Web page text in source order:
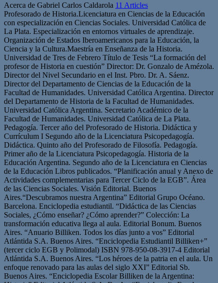
Acerca de Gabriel Carlos Caldarola 11 Articles
Profesorado de Historia.Licenciatura en Ciencias de la Educación
con especialización en Ciencias Sociales. Universidad Católica de
La Plata. Especialización en entornos virtuales de aprendizaje.
Organización de Estados Iberoamericanos para la Educación, la
Ciencia y la Cultura.Maestría en Enseñanza de la Historia.
Universidad de Tres de Febrero Título de Tesis “La formación del
profesor de Historia en cuestión” Director: Dr. Gonzalo de Amézola.
Director del Nivel Secundario en el Inst. Pbro. Dr. A. Sáenz.
Director del Departamento de Ciencias de la Educación de la
Facultad de Humanidades. Universidad Católica Argentina. Director
del Departamento de Historia de la Facultad de Humanidades.
Universidad Católica Argentina. Secretario Académico de la
Facultad de Humanidades. Universidad Católica de La Plata.
Pedagogía. Tercer año del Profesorado de Historia. Didáctica y
Currículum I Segundo año de la Licenciatura Psicopedagogía.
Didáctica. Quinto año del Profesorado de Filosofía. Pedagogía.
Primer año de la Licenciatura Psicopedagogía. Historia de la
Educación Argentina. Segundo año de la Licenciatura en Ciencias
de la Educación Libros publicados. “Planificación anual y Anexo de
Actividades complementarias para Tercer Ciclo de la EGB”. Área
de las Ciencias Sociales. Visión Editorial. Buenos
Aires.“Descubramos nuestra Argentina” Editorial Grupo Océano.
Barcelona. Enciclopedia estudiantil. “Didáctica de las Ciencias
Sociales, ¿Cómo enseñar? ¿Cómo aprender?” Colección: La
transformación educativa llega al aula. Editorial Bonum. Buenos
Aires. “Anuario Billiken. Todos los días junto a vos” Editorial
Atlántida S.A. Buenos Aires. “Enciclopedia Estudiantil Billiken+”
(tercer ciclo EGB y Polimodal) ISBN 978-950-08-3917-4 Editorial
Atlántida S.A. Buenos Aires. “Los héroes de la patria en el aula. Un
enfoque renovado para las aulas del siglo XXI” Editorial Sb.
Buenos Aires. “Enciclopedia Escolar Billiken de la Argentina: